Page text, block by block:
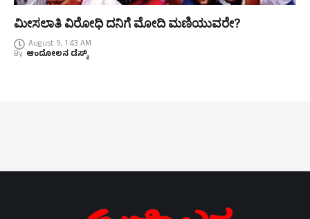
ಮೀಸಲಾತಿ ವಿರೋಧಿ ದನಿಗೆ ಮೋದಿ ಮಣಿಯುವರೇ?
August 9, 1:43 AM
By ಆಂದೋಲನ ಡೆಸ್ಕ್